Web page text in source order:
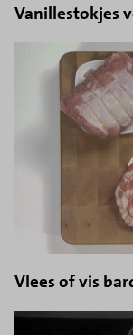
Vanillestokjes
Vlees of vis